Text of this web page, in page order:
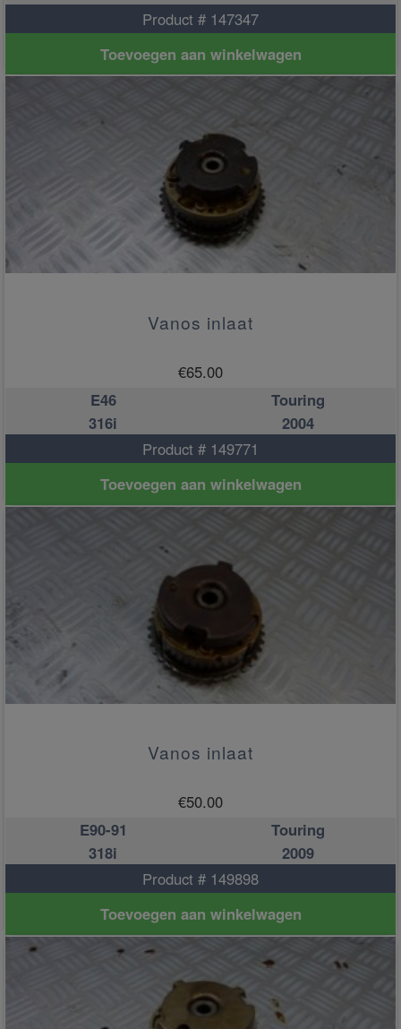
Product # 147347
Toevoegen aan winkelwagen
Vanos inlaat
€65.00
E46
Touring
316i
2004
Product # 149771
Toevoegen aan winkelwagen
Vanos inlaat
€50.00
E90-91
Touring
318i
2009
Product # 149898
Toevoegen aan winkelwagen